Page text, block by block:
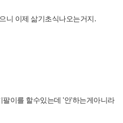
니 이제 삶기초식나오는거지.
이를 할수있는데 '안'하는게아니라